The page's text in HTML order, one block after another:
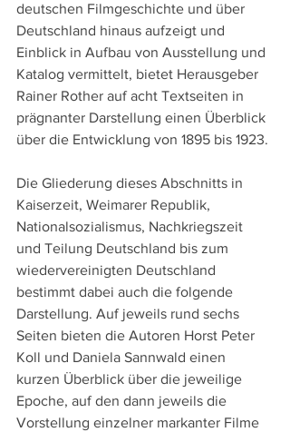
deutschen Filmgeschichte und über
Deutschland hinaus aufzeigt und
Einblick in Aufbau von Ausstellung und
Katalog vermittelt, bietet Herausgeber
Rainer Rother auf acht Textseiten in
prägnanter Darstellung einen Überblick
über die Entwicklung von 1895 bis 1923.
Die Gliederung dieses Abschnitts in
Kaiserzeit, Weimarer Republik,
Nationalsozialismus, Nachkriegszeit
und Teilung Deutschland bis zum
wiedervereinigten Deutschland
bestimmt dabei auch die folgende
Darstellung. Auf jeweils rund sechs
Seiten bieten die Autoren Horst Peter
Koll und Daniela Sannwald einen
kurzen Überblick über die jeweilige
Epoche, auf den dann jeweils die
Vorstellung einzelner markanter Filme